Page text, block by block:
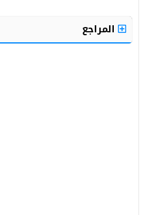
المراجع